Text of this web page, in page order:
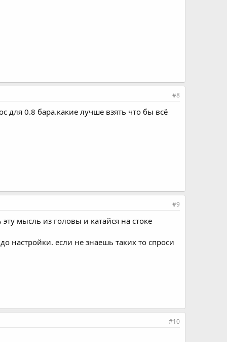
#8
0.8 бара.какие лучше взять что бы всё
#9
мысль из головы и катайся на стоке
настройки. если не знаешь таких то спроси
#10